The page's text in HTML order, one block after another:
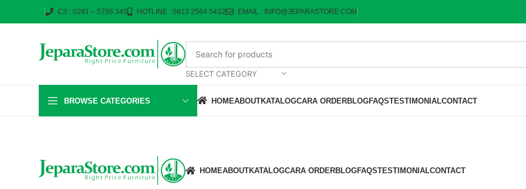
CS : 0291 – 5756 345 HOTLINE : 0813 2564 5432 EMAIL : INFO@JEPARASTORE.COM
SELECT CATEGORY
BROWSE CATEGORIES HOMEABOUTKATALOGCARA ORDERBLOGFAQSTESTIMONIALCONTACT
HOMEABOUTKATALOGCARA ORDERBLOGFAQSTESTIMONIALCONTACT